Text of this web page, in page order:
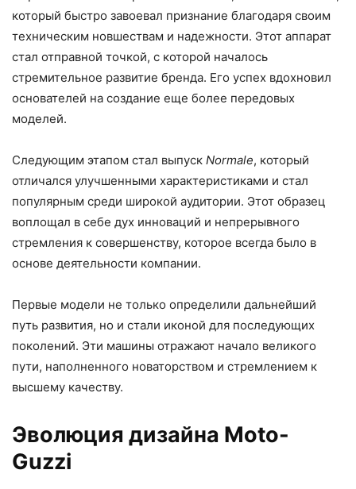
который быстро завоевал признание благодаря своим
техническим новшествам и надежности. Этот аппарат
стал отправной точкой, с которой началось
стремительное развитие бренда. Его успех вдохновил
основателей на создание еще более передовых
моделей.
Следующим этапом стал выпуск Normale, который
отличался улучшенными характеристиками и стал
популярным среди широкой аудитории. Этот образец
воплощал в себе дух инноваций и непрерывного
стремления к совершенству, которое всегда было в
основе деятельности компании.
Первые модели не только определили дальнейший
путь развития, но и стали иконой для последующих
поколений. Эти машины отражают начало великого
пути, наполненного новаторством и стремлением к
высшему качеству.
Эволюция дизайна Moto-
Guzzi